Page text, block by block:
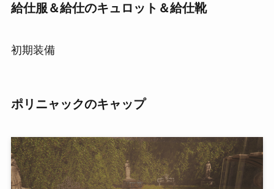
給仕服＆給仕のキュロット＆給仕靴
初期装備
ポリニャックのキャップ